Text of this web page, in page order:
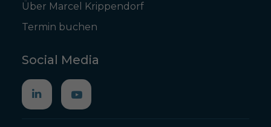
Über Marcel Krippendorf
Termin buchen
Social Media